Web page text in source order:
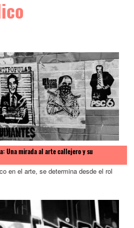
Una mirada al arte callejero y su
en el arte, se determina desde el rol